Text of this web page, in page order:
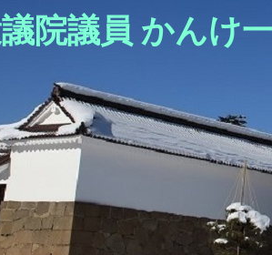
院議員 かんけ